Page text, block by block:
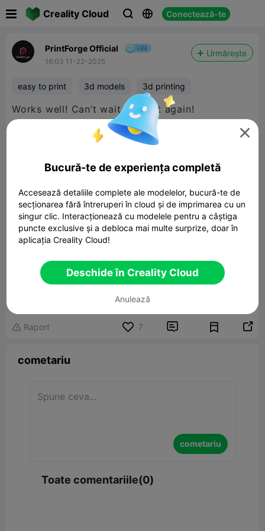
Creality Cloud   Conectează-te
PrintForge Official
16:03 11-22-2025
Urmărește
easy to print 3d models 3d printing
Model 3D înrudit
 Raport 7  
cometariu
cometariu
Toate comentariile(0)

Bucură-te de experiența completă
Accesează detaliile complete ale modelelor, bucură-te de
secționarea fără întreruperi în cloud și de imprimarea cu un
singur clic. Interacționează cu modelele pentru a câștiga
puncte exclusive și a debloca mai multe surprize, doar în
aplicația Creality Cloud!
Deschide în Creality Cloud
Anulează